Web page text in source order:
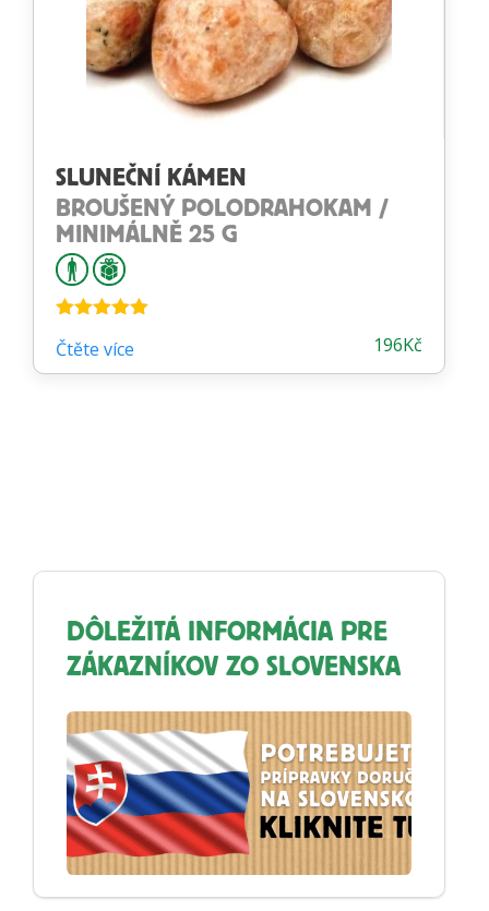
SLUNEČNÍ KÁMEN
BROUŠENÝ POLODRAHOKAM /
MINIMÁLNĚ 25 G
5.00z 5 196Kč
Čtěte více
DÔLEŽITÁ INFORMÁCIA PRE
ZÁKAZNÍKOV ZO SLOVENSKA